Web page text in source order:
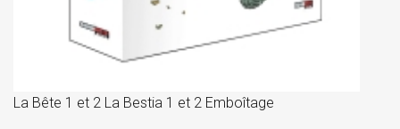
La Bête 1 et 2 La Bestia 1 et 2 Emboîtage